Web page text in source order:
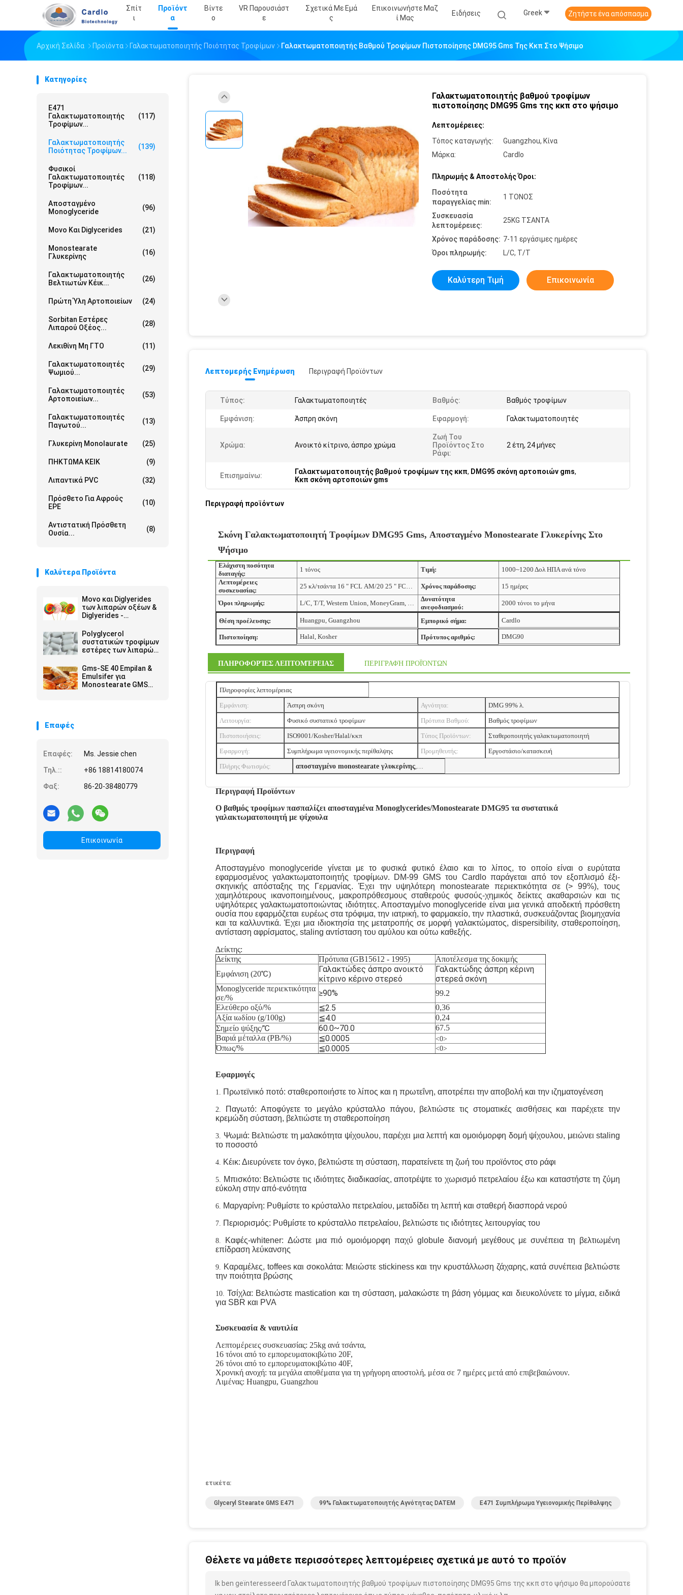
Σπίτ
Ι
Προϊόντ
Α
Βίντε
Ο
VR Παρουσιάστ
Ε
Σχετικά Με Εμά
Σ
Επικοινωνήστε Μαζ
Ί Μας
Ειδήσεις Greek Ζητήστε ένα απόσπασμα
Αρχική Σελίδα Προϊόντα Γαλακτωματοποιητής Ποιότητας Τροφίμων Γαλακτωματοποιητής Βαθμού Τροφίμων Πιστοποίησης DMG95 Gms Της Κκπ Στο Ψήσιμο
Κατηγορίες
E471
Γαλακτωματοποιητής
Τροφίμων...
(117)
Γαλακτωματοποιητής
Ποιότητας Τροφίμων...
(139)
Φυσικοί
Γαλακτωματοποιητές
Τροφίμων...
(118)
Αποσταγμένο
Monoglyceride
(96)
Μονο Και Diglycerides (21)
Monostearate
Γλυκερίνης
(16)
Γαλακτωματοποιητής
Βελτιωτών Κέικ...
(26)
Πρώτη Ύλη Αρτοποιείων (24)
Sorbitan Εστέρες
Λιπαρού Οξέος...
(28)
Λεκιθίνη Μη ΓΤΟ (11)
Γαλακτωματοποιητές
Ψωμιού...
(29)
Γαλακτωματοποιητές
Αρτοποιείων...
(53)
Γαλακτωματοποιητές
Παγωτού...
(13)
Γλυκερίνη Monolaurate (25)
ΠΗΚΤΩΜΑ ΚΕΙΚ (9)
Λιπαντικά PVC (32)
Πρόσθετο Για Αφρούς
EPE
(10)
Αντιστατική Πρόσθετη
Ουσία...
(8)
Καλύτερα Προϊόντα
Μονο και Diglyerides
των λιπαρών οξέων &
Diglyerides -
GMS40
Polyglycerol
συστατικών τροφίμων
εστέρες των λιπαρών
Gms-SE 40 Empilan &
Emulsifer για
Monostearate GMS
Επαφές
Επαφές:
Ms. Jessie chen
Τηλ.::
+86 18814180074
Φαξ:
86-20-38480779
Επικοινωνία
Γαλακτωματοποιητής βαθμού τροφίμων
πιστοποίησης DMG95 Gms της κκπ στο ψήσιμο
Λεπτομέρειες:
Τόπος καταγωγής:
Guangzhou, Κίνα
Μάρκα:
Cardlo
Πληρωμής & Αποστολής Όροι:
Ποσότητα
παραγγελίας min:
1 ΤΟΝΟΣ
Συσκευασία
λεπτομέρειες:
25KG ΤΣΑΝΤΑ
Χρόνος παράδοσης: 7-11 εργάσιμες ημέρες
Όροι πληρωμής:
L/C, T/T
Καλύτερη Τιμή Επικοινωνία
Λεπτομερής Ενημέρωση Περιγραφή Προϊόντων
Τύπος: Γαλακτωματοποιητές Βαθμός: Βαθμός τροφίμων
Εμφάνιση: Άσπρη σκόνη Εφαρμογή: Γαλακτωματοποιητές
Χρώμα: Ανοικτό κίτρινο, άσπρο χρώμα
Ζωή Του
Προϊόντος Στο
Ράφι:
2 έτη, 24 μήνες
Επισημαίνω: Γαλακτωματοποιητής βαθμού τροφίμων της κκπ, DMG95 σκόνη αρτοποιών gms,
Κκπ σκόνη αρτοποιών gms
Περιγραφή προϊόντων
Σκόνη Γαλακτωματοποιητή Τροφίμων DMG95 Gms, Αποσταγμένο Monostearate Γλυκερίνης Στο
Ψήσιμο
Ελάχιστη ποσότητα
διαταγής:
1 τόνος Τιμή:
1000~1200 Δολ ΗΠΑ ανά τόνο
Λεπτομέρειες
συσκευασίας:
25 κλ/τσάντα 16 " FCL ΑΜ/20 25 " FCL ΑΜ/40 Χρόνος παράδοσης: 15 ημέρες
Όροι πληρωμής: L/C, T/T, Western Union, MoneyGram, WeChat…
Δυνατότητα
ανεφοδιασμού:
2000 τόνοι το μήνα
Θέση προέλευσης: Huangpu, Guangzhou Εμπορικό σήμα: Cardlo
Πιστοποίηση: Halal, Kosher Πρότυπος αριθμός: DMG90
ΠΛΗΡΟΦΟΡΊΕΣ ΛΕΠΤΟΜΈΡΕΙΑΣ ΠΕΡΙΓΡΑΦΉ ΠΡΟΪΌΝΤΩΝ
Πληροφορίες λεπτομέρειας
Εμφάνιση:
Άσπρη σκόνη Αγνότητα:
DMG 99% λ.
Λειτουργία:
Φυσικό συστατικό τροφίμων Πρότυπα Βαθμού:
Βαθμός τροφίμων
Πιστοποιήσεις:
ISO9001/Kosher/Halal/κκπ Τύπος Προϊόντων:
Σταθεροποιητής γαλακτωματοποιητή
Εφαρμογή:
Συμπλήρωμα υγειονομικής περίθαλψης Προμηθευτής:
Εργοστάσιο/κατασκευή
Πλήρης Φωτισμός:
αποσταγμένο monostearate γλυκερίνης,
Περιγραφή Προϊόντων
Ο βαθμός τροφίμων πασπαλίζει αποσταγμένα Monoglycerides/Monostearate DMG95 τα συστατικά
γαλακτωματοποιητή με ψίχουλα
Περιγραφή
Αποσταγμένο monoglyceride γίνεται με το φυσικά φυτικό έλαιο και το λίπος, το οποίο είναι ο ευρύτατα
εφαρμοσμένος γαλακτωματοποιητής τροφίμων. DM-99 GMS του Cardlo παράγεται από τον εξοπλισμό έξι-
σκηνικής απόσταξης της Γερμανίας. Έχει την υψηλότερη monostearate περιεκτικότητα σε (> 99%), τους
χαμηλότερους ικανοποιημένους, μακροπρόθεσμους σταθερούς φυσούς-χημικός δείκτες ακαθαρσιών και τις
υψηλότερες γαλακτωματοποιώντας ιδιότητες. Αποσταγμένο monoglyceride είναι μια γενικά αποδεκτή πρόσθετη
ουσία που εφαρμόζεται ευρέως στα τρόφιμα, την ιατρική, το φαρμακείο, την πλαστικά, συσκευάζοντας βιομηχανία
και τα καλλυντικά. Έχει μια ιδιοκτησία της μετατροπής σε μορφή γαλακτώματος, dispersibility, σταθεροποίηση,
αντίσταση αφρίσματος, staling αντίσταση του αμύλου και ούτω καθεξής.
Δείκτης:
Δείκτης
Πρότυπα (GB15612 - 1995)
Αποτέλεσμα της δοκιμής
Εμφάνιση (20℃)
Γαλακτώδες άσπρο ανοικτό
κίτρινο κέρινο στερεό
Γαλακτώδης άσπρη κέρινη
στερεά σκόνη
Monoglyceride περιεκτικότητα
σε/%
≥90%
99.2
Ελεύθερο οξύ/%
≦2.5
0,36
Αξία ιωδίου (g/100g)
≦4.0
0,24
Σημείο ψύξης/℃ 60.0~70.0
67.5
Βαριά μέταλλα (PB/%)
≦0.0005 <0>
Όπως/% ≦0.0005 <0>
Εφαρμογές
1. Πρωτεϊνικό ποτό: σταθεροποιήστε το λίπος και η πρωτεΐνη, αποτρέπει την αποβολή και την ιζηματογένεση
2.
Παγωτό: Αποφύγετε το μεγάλο κρύσταλλο πάγου, βελτιώστε τις στοματικές αισθήσεις και παρέχετε την
κρεμώδη σύσταση, βελτιώστε τη σταθεροποίηση
3. Ψωμιά: Βελτιώστε τη μαλακότητα ψίχουλου, παρέχει μια λεπτή και ομοιόμορφη δομή ψίχουλου, μειώνει staling
το ποσοστό
4. Κέικ: Διευρύνετε τον όγκο, βελτιώστε τη σύσταση, παρατείνετε τη ζωή του προϊόντος στο ράφι
5. Μπισκότο: Βελτιώστε τις ιδιότητες διαδικασίας, αποτρέψτε το χωρισμό πετρελαίου έξω και καταστήστε τη ζύμη
εύκολη στην από-ενότητα
6. Μαργαρίνη: Ρυθμίστε το κρύσταλλο πετρελαίου, μεταδίδει τη λεπτή και σταθερή διασπορά νερού
7. Περιορισμός: Ρυθμίστε το κρύσταλλο πετρελαίου, βελτιώστε τις ιδιότητες λειτουργίας του
8.
Καφές-whitener: Δώστε μια πιό ομοιόμορφη παχύ globule διανομή μεγέθους με συνέπεια τη βελτιωμένη
επίδραση λεύκανσης
9. Καραμέλες, toffees και σοκολάτα: Μειώστε stickiness και την κρυστάλλωση ζάχαρης, κατά συνέπεια βελτιώστε
την ποιότητα βρώσης
10. Τσίχλα: Βελτιώστε mastication και τη σύσταση, μαλακώστε τη βάση γόμμας και διευκολύνετε το μίγμα, ειδικά
για SBR και PVA
Συσκευασία & ναυτιλία
Λεπτομέρειες συσκευασίας: 25kg ανά τσάντα,
16 τόνοι από το εμπορευματοκιβώτιο 20F,
26 τόνοι από το εμπορευματοκιβώτιο 40F,
Χρονική ανοχή: τα μεγάλα αποθέματα για τη γρήγορη αποστολή, μέσα σε 7 ημέρες μετά από επιβεβαιώνουν.
Λιμένας: Huangpu, Guangzhou
ετικέτα:
Glyceryl Stearate GMS E471 99% Γαλακτωματοποιητής Αγνότητας DATEM E471 Συμπλήρωμα Υγειονομικής Περίθαλψης
Θέλετε να μάθετε περισσότερες λεπτομέρειες σχετικά με αυτό το προϊόν
Ik ben geïnteresseerd Γαλακτωματοποιητής βαθμού τροφίμων πιστοποίησης DMG95 Gms της κκπ στο ψήσιμο θα μπορούσατε